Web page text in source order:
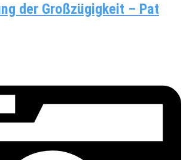
der Großzügigkeit – Pat